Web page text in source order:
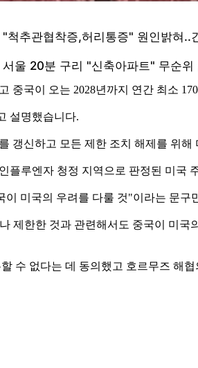
중국이 오는 2028년까지 연간 최소
설명했습니다.
갱신하고 모든 제한 조치 해제를 위
플루엔자 청정 지역으로 판정된 미국
미국의 우려를 다룰 것"이라는 문구
제한한 것과 관련해서도 중국이 미
수 없다는 데 동의했고 호르무즈 해